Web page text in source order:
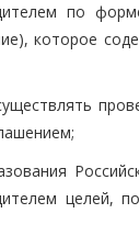
по
которое
целей,